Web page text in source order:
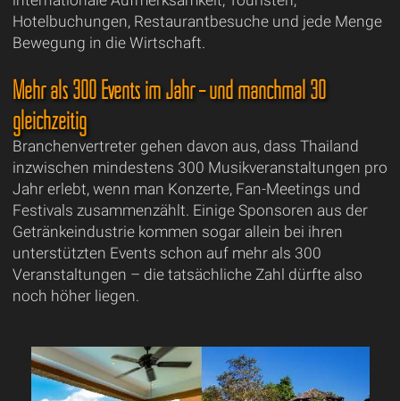
Hotelbuchungen, Restaurantbesuche und jede Menge
Bewegung in die Wirtschaft.
Mehr als 300 Events im Jahr – und manchmal 30
gleichzeitig
Branchenvertreter gehen davon aus, dass Thailand
inzwischen mindestens 300 Musikveranstaltungen pro
Jahr erlebt, wenn man Konzerte, Fan-Meetings und
Festivals zusammenzählt. Einige Sponsoren aus der
Getränkeindustrie kommen sogar allein bei ihren
unterstützten Events schon auf mehr als 300
Veranstaltungen – die tatsächliche Zahl dürfte also
noch höher liegen.